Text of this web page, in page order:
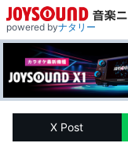
powered byナタリー
X Post